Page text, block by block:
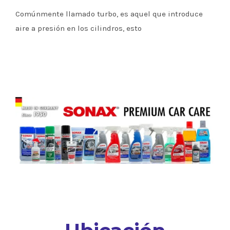
Comúnmente llamado turbo, es aquel que introduce
aire a presión en los cilindros, esto